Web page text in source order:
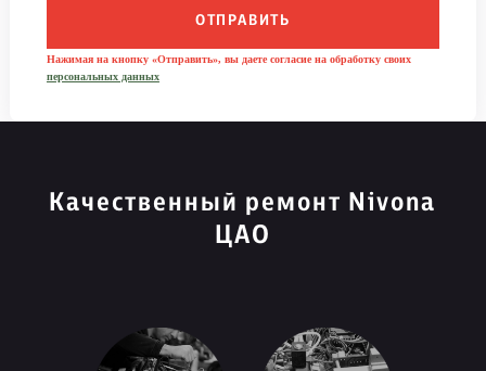
ОТПРАВИТЬ
Нажимая на кнопку «Отправить», вы даете согласие на обработку своих
персональных данных
Качественный ремонт Nivona
ЦАО